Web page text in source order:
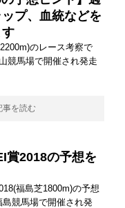
プ、血統などを
のレース考察で
競馬場で開催され発走
事を読む
賞2018の予想を
福島芝1800m)の予想
競馬場で開催され発